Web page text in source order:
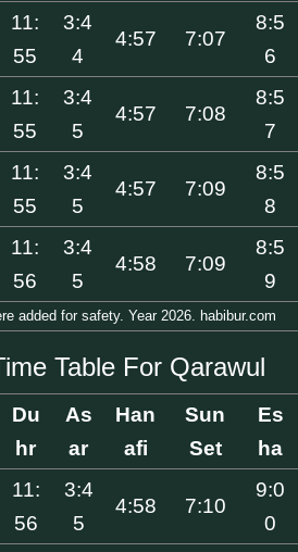
11:
55
3:4
4
4:57 7:07
8:5
6
11:
55
3:4
5
4:57 7:08
8:5
7
11:
55
3:4
5
4:57 7:09
8:5
8
11:
56
3:4
5
4:58 7:09
8:5
9
added for safety. Year 2026. habibur.com
Table For Qarawul
Du
hr
As
ar
Han
afi
Sun
Set
Es
ha
11:
56
3:4
5
4:58 7:10
9:0
0